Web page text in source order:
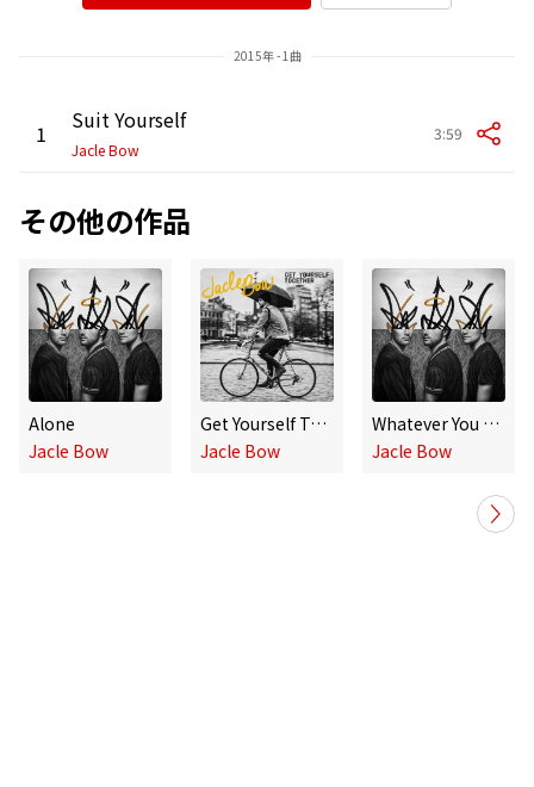
2015年 - 1曲
1 Suit Yourself
Jacle Bow
3:59
その他の作品
Alone
Jacle Bow
Get Yourself Together
Jacle Bow
Whatever You Might Find
Jacle Bow